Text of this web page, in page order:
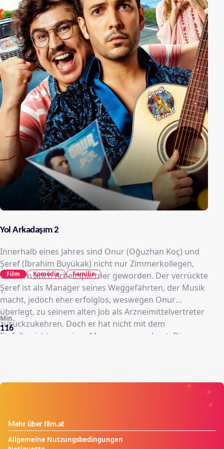
Yol Arkadaşım 2
Innerhalb eines Jahres sind Onur (Oğuzhan Koç) und
Şeref (İbrahim Büyükak) nicht nur Zimmerkollegen,
sondern auch Arbeitspartner geworden. Der verrückte
Şeref ist als Manager seines Weggefährten, der Musik
macht, jedoch eher erfolglos, weswegen Onur
überlegt, zu seinem alten Job als Arzneimittelvertreter
zurückzukehren. Doch er hat nicht mit dem
Einfallsreichtum seines Managers gerechnet. Dieser
verwirklichen und ihre Ziele zu erreichen, ohne die
viele Abenteuer mit turbulenten Autofahrten
erwarten. Und natürlich kreuzt auch die Liebe erneut
ihren Weg...
116
Min.
Film Komödie Familie
Mehr über film.at
Allgemeine Nutzungsbedingungen